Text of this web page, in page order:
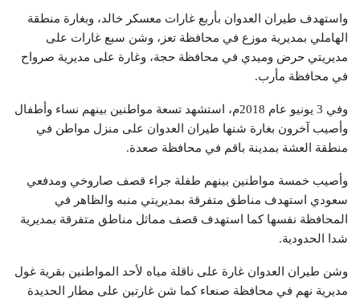
واستهدف طيران العدوان بأربع غارات معسكر خالد، وبغارة منطقة
الهاملي بمديرية موزع في محافظة تعز، وشن سبع غارات على
مديريتي حرض وميدي في محافظة حجة، وغارة على مديرية صرواح
في محافظة مأرب.
وفي 3 يونيو عام 2018م، استشهد تسعة مواطنين بينهم نساء وأطفال
وأصيب آخرون بغارة شنها طيران العدوان على منزل مواطن في
منطقة العشة بمدينة باقم في محافظة صعدة.
وأصيب خمسة مواطنين بينهم طفلة جراء قصف صاروخي ومدفعي
سعودي استهدف مناطق متفرقة بمديريتي منبه والظاهر في
المحافظة نفسها كما استهدف قصف مماثل مناطق متفرقة بمديرية
شدا الحدودية.
وشن طيران العدوان غارة على ناقلة مياه لأحد المواطنين بقرية غول
مديرية نهم في محافظة صنعاء كما شن غارتين على مطار الحديدة